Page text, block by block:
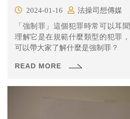
2024-01-16
法操司想傳媒
「強制罪」這個犯罪時常可以耳
理解它是在規範什麼類型的犯罪
可以帶大家了解什麼是強制罪？
READ MORE